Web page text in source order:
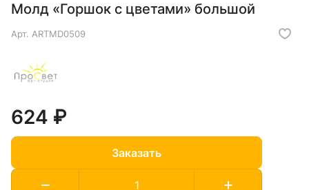
Молд «Горшок с цветами» большой
Арт. ARTMD0509
624 ₽
Заказать